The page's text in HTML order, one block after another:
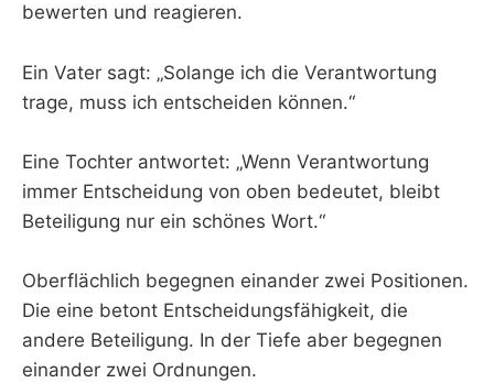
bewerten und reagieren.
Ein Vater sagt: „Solange ich die Verantwortung
trage, muss ich entscheiden können.“
Eine Tochter antwortet: „Wenn Verantwortung
immer Entscheidung von oben bedeutet, bleibt
Beteiligung nur ein schönes Wort.“
Oberflächlich begegnen einander zwei Positionen.
Die eine betont Entscheidungsfähigkeit, die
andere Beteiligung. In der Tiefe aber begegnen
einander zwei Ordnungen.